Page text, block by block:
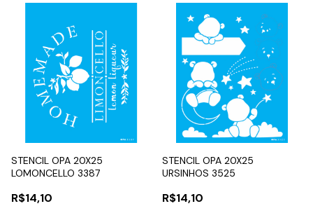
STENCIL OPA 20X25
LOMONCELLO 3387
R$14,10
STENCIL OPA 20X25
URSINHOS 3525
R$14,10